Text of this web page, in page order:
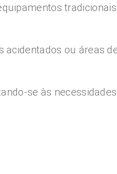
acidentados ou áreas
se às